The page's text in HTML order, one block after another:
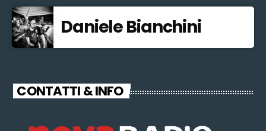
Daniele Bianchini
CONTATTI & INFO